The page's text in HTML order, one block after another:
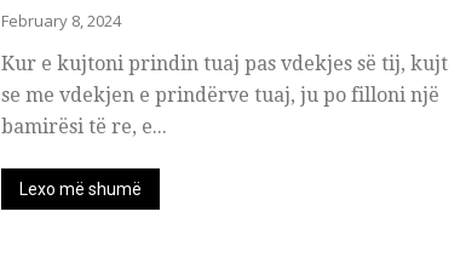
February 8, 2024
Kur e kujtoni prindin tuaj pas vdekjes së tij,
se me vdekjen e prindërve tuaj, ju po filloni një
bamirësi të re, e...
Lexo më shumë